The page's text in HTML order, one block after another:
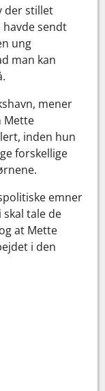
der stillet
sendt
ung
man kan
mener
Mette
inden hun
forskellige
emner
tale de
at Mette
i den